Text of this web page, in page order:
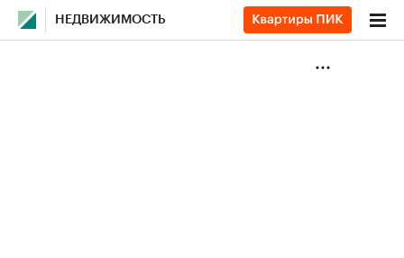
НЕДВИЖИМОСТЬ